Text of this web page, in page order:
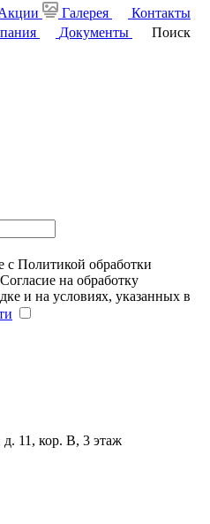
Галерея
Контакты
Документы
Поиск
с Политикой обработки
на обработку
и на условиях, указанных в
д. 11, кор. В, 3 этаж